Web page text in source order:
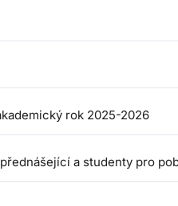
rok 2025-2026
a studenty pro